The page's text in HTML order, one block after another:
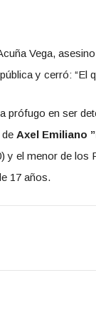
Vega,
y cerró: “El
prófugo en ser
Axel Emiliano
y el menor de los
17 años.